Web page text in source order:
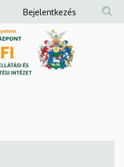
Anonim
Felhasználói
fiók
menüje
Bejelentkezés